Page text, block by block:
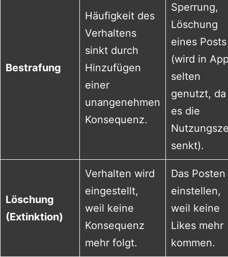
Bestrafung
Häufigkeit des
Verhaltens
sinkt durch
Hinzufügen
einer
unangenehmen
Konsequenz.
Sperrung,
Löschung
eines Posts
(wird in
selten
genutzt, da
es die
senkt).
Löschung
(Extinktion)
Verhalten wird
eingestellt,
weil keine
Konsequenz
mehr folgt.
Das Posten
einstellen,
weil keine
Likes mehr
kommen.